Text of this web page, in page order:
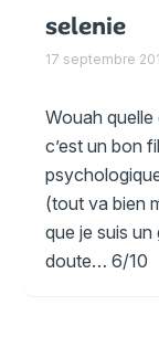
selenie
17 septembre
Wouah
c’est un bon
(tout va bien
que je suis
doute… 6/10